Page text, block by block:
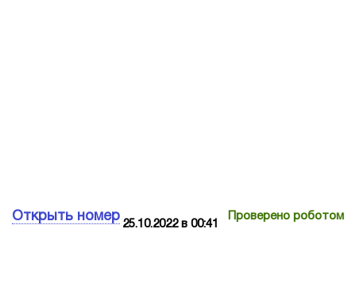
Открыть номер Проверено роботом
25.10.2022 в 00:41